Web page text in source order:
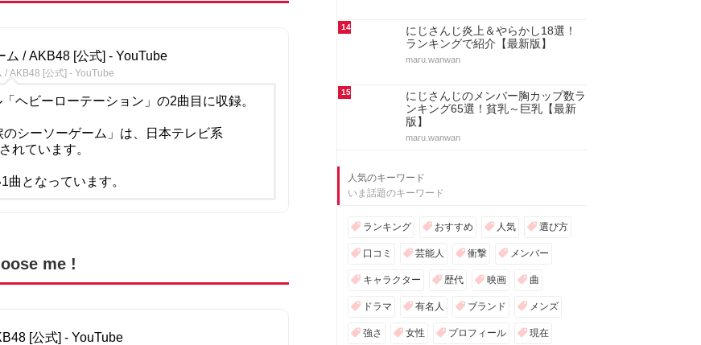
ム / AKB48 [公式] - YouTube
AKB48 [公式] - YouTube
ヘビーローテーション」の2曲目に収録。
シーソーゲーム」は、日本テレビ系
れています。
となっています。
me !
[公式] - YouTube
14
にじさんじ炎上＆やらかし18選！
ランキングで紹介【最新版】
maru.wanwan
15
にじさんじのメンバー胸カップ数ラ
ンキング65選！貧乳～巨乳【最新
版】
maru.wanwan
人気のキーワード
いま話題のキーワード
ランキング おすすめ 人気 選び方
口コミ 芸能人 衝撃 メンバー
キャラクター 歴代 映画 曲
ドラマ 有名人 ブランド メンズ
強さ 女性 プロフィール 現在